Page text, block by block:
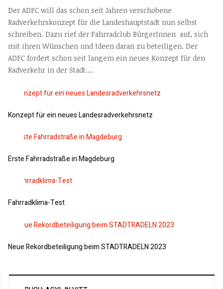
Der ADFC will das schon seit Jahren verschobene
Radverkehrskonzept für die Landeshauptstadt nun selbst
schreiben. Dazu rief der Fahrradclub BürgerInnen auf, sich
mit ihren Wünschen und Ideen daran zu beteiligen. Der
ADFC fordert schon seit langem ein neues Konzept für den
Radverkehr in der Stadt....
Konzept für ein neues Landesradverkehrsnetz
Erste Fahrradstraße in Magdeburg
Fahrradklima-Test
Neue Rekordbeteiligung beim STADTRADELN 2023